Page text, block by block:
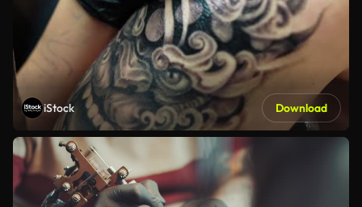
iStock Download